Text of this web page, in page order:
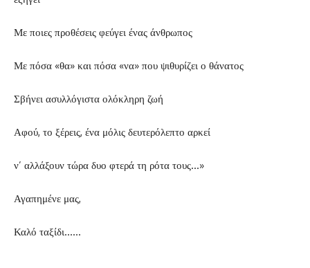
Με ποιες προθέσεις φεύγει ένας άνθρωπος
Με πόσα «θα» και πόσα «να» που ψιθυρίζει ο θάνατος
Σβήνει ασυλλόγιστα ολόκληρη ζωή
Αφού, το ξέρεις, ένα μόλις δευτερόλεπτο αρκεί
ν’ αλλάξουν τώρα δυο φτερά τη ρότα τους…»
Αγαπημένε μας,
Καλό ταξίδι……